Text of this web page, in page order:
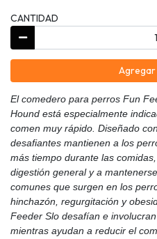
CANTIDAD
El comedero para perros Fun
Hound está especialmente
comen muy rápido. Diseñado
desafiantes mantienen a los
más tiempo durante las
digestión general y a
comunes que surgen en los
hinchazón, regurgitación y
Feeder Slo desafían e
mientras ayudan a reducir el